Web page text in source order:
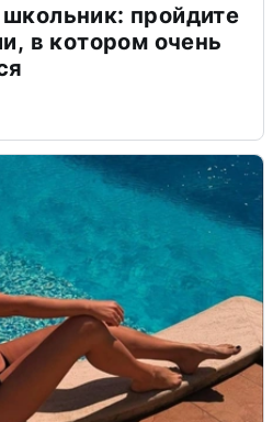
пройдите
в котором очень